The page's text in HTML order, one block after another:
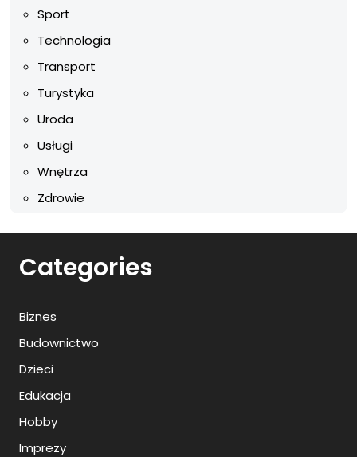
Sport
Technologia
Transport
Turystyka
Uroda
Usługi
Wnętrza
Zdrowie
Categories
Biznes
Budownictwo
Dzieci
Edukacja
Hobby
Imprezy